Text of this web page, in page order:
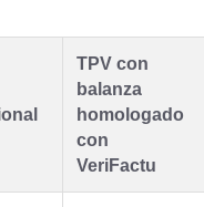
TPV con
balanza
homologado
con
VeriFactu